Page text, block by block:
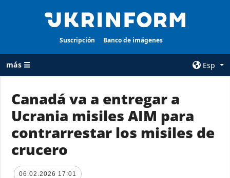
Suscripción Banco de imágenes
más ☰
Esp
TODAS LAS
CATEGORÍAS
Guerra
Reconstrucción
de Ucrania
AGENCIA
sobre la agencia
Canadá va a entregar a
Ucrania misiles AIM para
contrarrestar los misiles de
crucero
06.02.2026 17:01